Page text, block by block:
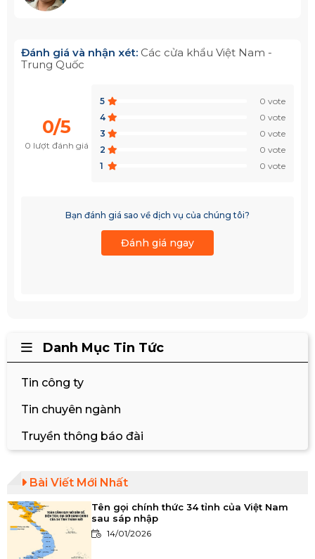
Đánh giá và nhận xét: Các cửa khẩu Việt Nam -
Trung Quốc
0/5
0 lượt đánh giá
5
0 vote
4
0 vote
3
0 vote
2
0 vote
1
0 vote
Bạn đánh giá sao về dịch vụ của chúng tôi?
Đánh giá ngay
Danh Mục Tin Tức
Tin công ty
Tin chuyên ngành
Truyền thông báo đài
Bài Viết Mới Nhất
Tên gọi chính thức 34 tỉnh của Việt Nam
sau sáp nhập
14/01/2026